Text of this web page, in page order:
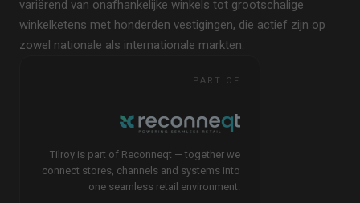
variërend van onafhankelijke winkels tot grootschalige
winkelketens met honderden vestigingen, die actief zijn op
zowel nationale als internationale markten.
PART OF
Tilroy is part of Reconneqt — together we
connect stores, channels and systems into
one seamless retail environment.